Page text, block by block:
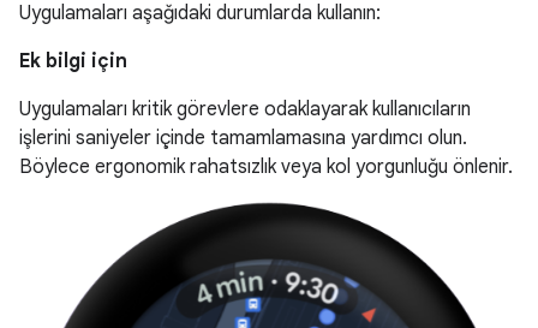
Uygulamaları aşağıdaki durumlarda kullanın:
Ek bilgi için
Uygulamaları kritik görevlere odaklayarak kullanıcıların
işlerini saniyeler içinde tamamlamasına yardımcı olun.
Böylece ergonomik rahatsızlık veya kol yorgunluğu önlenir.